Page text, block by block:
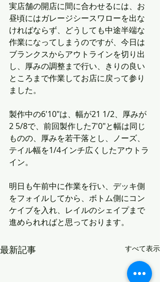
実店舗の開店に間に合わせるには、お
昼頃にはガレージシースワローを出な
ければならず、どうしても中途半端な
作業になってしまうのですが、今日は
ブランクスからアウトラインを切り出
し、厚みの調整まで行い、きりの良い
ところまで作業してお店に戻って参り
ました。
製作中の6'10"は、幅が21 1/2、厚みが
2 5/8で、前回製作した7'0"と幅は同じ
ものの、厚みを若干落とし、ノーズ、
テイル幅を1/4インチ広くしたアウトラ
イン。
明日も午前中に作業を行い、デッキ側
をフォイルしてから、ボトム側にコン
ケイブを入れ、レイルのシェイプまで
進められればと思っております。
最新記事 すべて表示